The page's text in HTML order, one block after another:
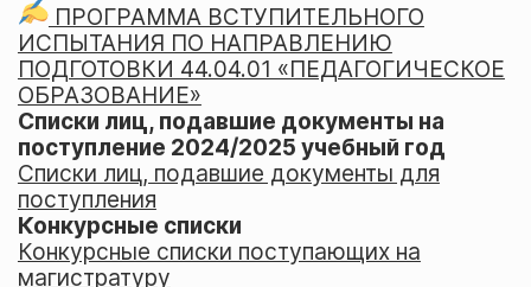
ПРОГРАММА ВСТУПИТЕЛЬНОГО
ИСПЫТАНИЯ ПО НАПРАВЛЕНИЮ
ПОДГОТОВКИ 44.04.01 «ПЕДАГОГИЧЕСКОЕ
ОБРАЗОВАНИЕ»
Списки лиц, подавшие документы на
поступление 2024/2025 учебный год
Списки лиц, подавшие документы для
поступления
Конкурсные списки
Конкурсные списки поступающих на
магистратуру